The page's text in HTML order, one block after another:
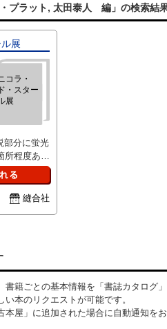
プラット, 太田泰人 編」の検索結
展
コラ・
ド・スター
展
部分に蛍光
所程度あ
は線引きは
縫合社
書籍ごとの基本情報を「書誌カタログ
本のリクエストが可能です。
本屋」に追加された場合に自動通知を